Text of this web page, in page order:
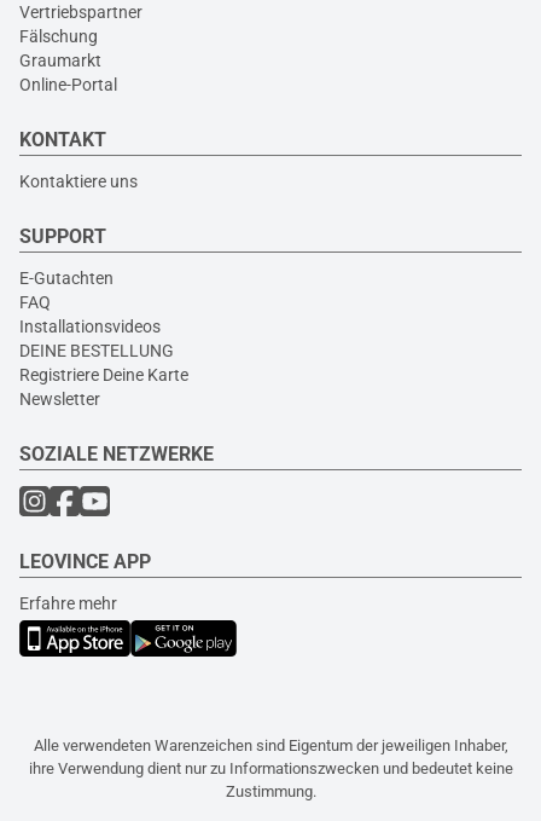
Vertriebspartner
Fälschung
Graumarkt
Online-Portal
KONTAKT
Kontaktiere uns
SUPPORT
E-Gutachten
FAQ
Installationsvideos
DEINE BESTELLUNG
Registriere Deine Karte
Newsletter
SOZIALE NETZWERKE
LEOVINCE APP
Erfahre mehr
Alle verwendeten Warenzeichen sind Eigentum der jeweiligen Inhaber,
ihre Verwendung dient nur zu Informationszwecken und bedeutet keine
Zustimmung.